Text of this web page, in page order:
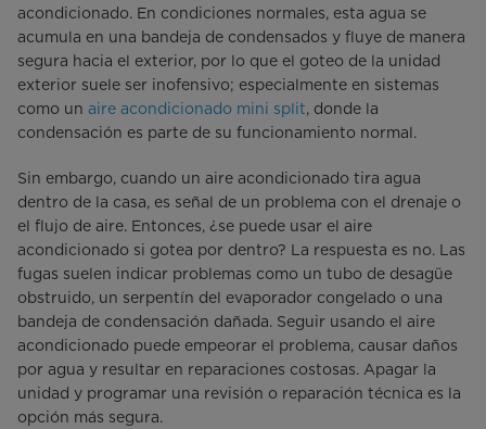
acondicionado. En condiciones normales, esta agua se
acumula en una bandeja de condensados y fluye de manera
segura hacia el exterior, por lo que el goteo de la unidad
exterior suele ser inofensivo; especialmente en sistemas
como un aire acondicionado mini split, donde la
condensación es parte de su funcionamiento normal.
Sin embargo, cuando un aire acondicionado tira agua
dentro de la casa, es señal de un problema con el drenaje o
el flujo de aire. Entonces, ¿se puede usar el aire
acondicionado si gotea por dentro? La respuesta es no. Las
fugas suelen indicar problemas como un tubo de desagüe
obstruido, un serpentín del evaporador congelado o una
bandeja de condensación dañada. Seguir usando el aire
acondicionado puede empeorar el problema, causar daños
por agua y resultar en reparaciones costosas. Apagar la
unidad y programar una revisión o reparación técnica es la
opción más segura.